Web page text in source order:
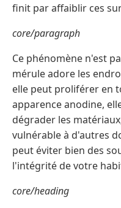
finit par affaiblir ces
core/paragraph
Ce phénomène n'est
mérule adore les
elle peut proliférer en
apparence anodine,
dégrader les
vulnérable à d'autres
peut éviter bien des
l'intégrité de votre
core/heading